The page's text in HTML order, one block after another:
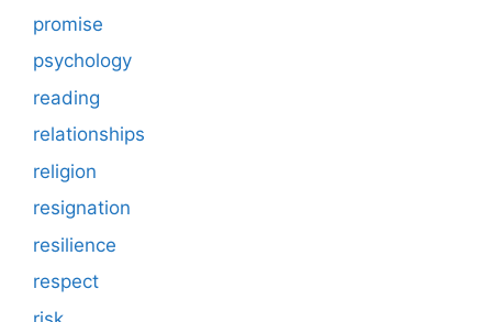
promise
psychology
reading
relationships
religion
resignation
resilience
respect